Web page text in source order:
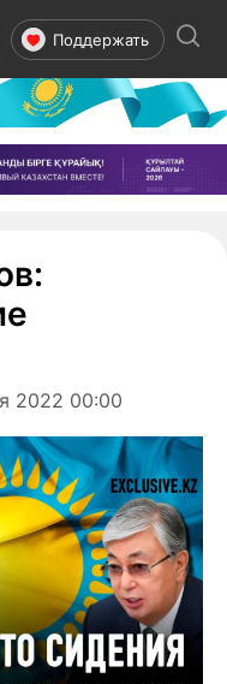
Поддержать
2022 00:00